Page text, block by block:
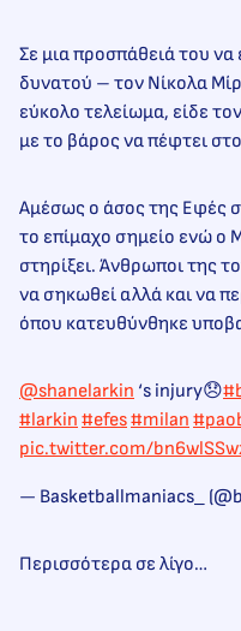
Σε μια προσπάθειά του
δυνατού – τον Νίκολα
εύκολο τελείωμα, είδε
με το βάρος να πέφτει
Αμέσως ο άσος της Εφές
το επίμαχο σημείο ενώ ο
στηρίξει. Άνθρωποι της
να σηκωθεί αλλά και να
όπου κατευθύνθηκε
@shanelarkin ‘s injury😞
#larkin #efes#milan
pic.twitter.com/
— Basketballmaniacs_
Περισσότερα σε λίγο…